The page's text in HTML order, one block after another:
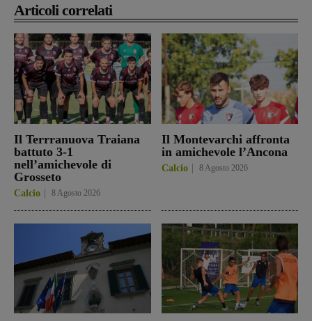
Articoli correlati
Il Terrranuova Traiana
battuto 3-1
nell’amichevole di
Grosseto
Calcio 8 Agosto 2026
Il Montevarchi affronta
in amichevole l’Ancona
Calcio 8 Agosto 2026